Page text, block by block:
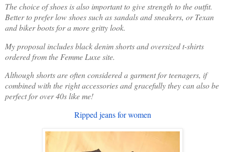
The choice of shoes is also important to give strength to the outfit.
Better to prefer low shoes such as sandals and sneakers, or Texan
and biker boots for a more gritty look.
My proposal includes black denim shorts and oversized t-shirts
ordered from the Femme Luxe site.
Although shorts are often considered a garment for teenagers, if
combined with the right accessories and gracefully they can also be
perfect for over 40s like me!
Ripped jeans for women